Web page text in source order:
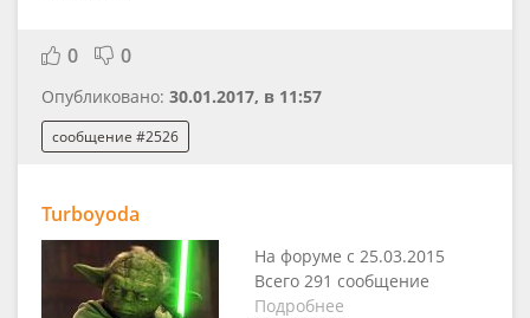
0 0
Опубликовано: 30.01.2017, в 11:57
сообщение #2526
Turboyoda
На форуме с 25.03.2015
Всего 291 сообщение
Подробнее